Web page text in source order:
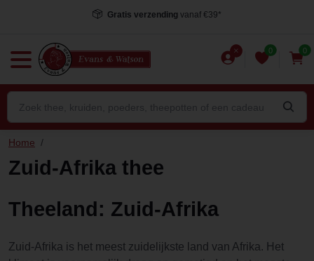
Gratis verzending vanaf €39*
0 0
Home /
Zuid-Afrika thee
Theeland: Zuid-Afrika
Zuid-Afrika is het meest zuidelijkste land van Afrika. Het